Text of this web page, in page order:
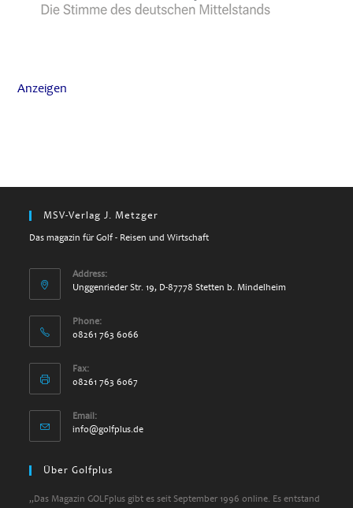
Anzeigen
MSV-Verlag J. Metzger
Das magazin für Golf - Reisen und Wirtschaft
Address:
Unggenrieder Str. 19, D-87778 Stetten b. Mindelheim
Phone:
08261 763 6066
Fax:
08261 763 6067
Email:
info@golfplus.deOpens
Über Golfplus
„Das Magazin GOLFplus gibt es seit September 1996 online. Es entstand